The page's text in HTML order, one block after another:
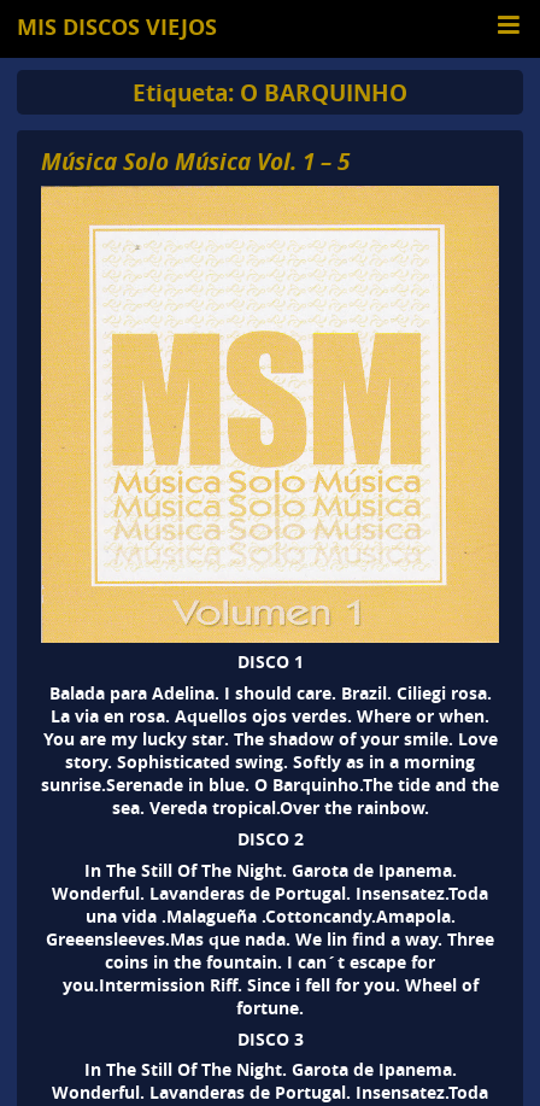
MIS DISCOS VIEJOS
Etiqueta: O BARQUINHO
Música Solo Música Vol. 1 – 5
DISCO 1
Balada para Adelina. I should care. Brazil. Ciliegi rosa.
La via en rosa. Aquellos ojos verdes. Where or when.
You are my lucky star. The shadow of your smile. Love
story. Sophisticated swing. Softly as in a morning
sunrise.Serenade in blue. O Barquinho.The tide and the
sea. Vereda tropical.Over the rainbow.
DISCO 2
In The Still Of The Night. Garota de Ipanema.
Wonderful. Lavanderas de Portugal. Insensatez.Toda
una vida .Malagueña .Cottoncandy.Amapola.
Greeensleeves.Mas que nada. We lin find a way. Three
coins in the fountain. I can´t escape for
you.Intermission Riff. Since i fell for you. Wheel of
fortune.
DISCO 3
In The Still Of The Night. Garota de Ipanema.
Wonderful. Lavanderas de Portugal. Insensatez.Toda